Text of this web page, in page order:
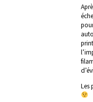
Les